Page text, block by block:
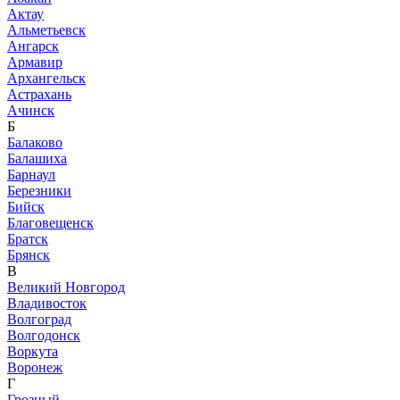
Актау
Альметьевск
Ангарск
Армавир
Архангельск
Астрахань
Ачинск
Б
Балаково
Балашиха
Барнаул
Березники
Бийск
Благовещенск
Братск
Брянск
В
Великий Новгород
Владивосток
Волгоград
Волгодонск
Воркута
Воронеж
Г